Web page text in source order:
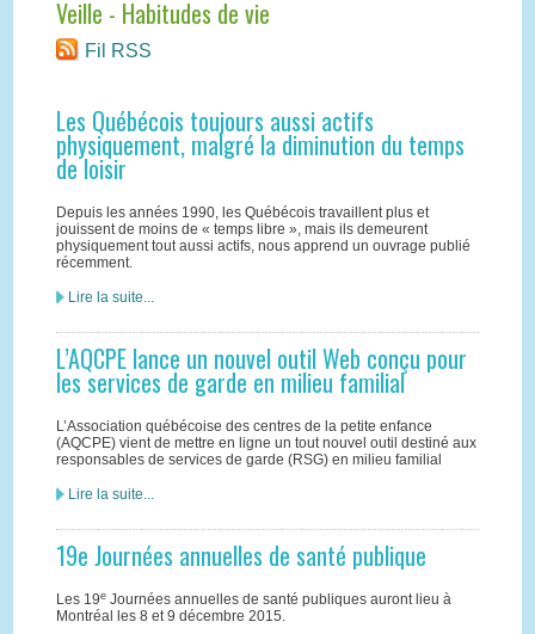
Veille - Habitudes de vie
Fil RSS
Les Québécois toujours aussi actifs
physiquement, malgré la diminution du temps
de loisir
Depuis les années 1990, les Québécois travaillent plus et
jouissent de moins de « temps libre », mais ils demeurent
physiquement tout aussi actifs, nous apprend un ouvrage publié
récemment.
Lire la suite...
L’AQCPE lance un nouvel outil Web conçu pour
les services de garde en milieu familial
L’Association québécoise des centres de la petite enfance
(AQCPE) vient de mettre en ligne un tout nouvel outil destiné aux
responsables de services de garde (RSG) en milieu familial
Lire la suite...
19e Journées annuelles de santé publique
Les 19eJournées annuelles de santé publiques auront lieu à
Montréal les 8 et 9 décembre 2015.